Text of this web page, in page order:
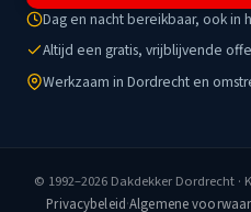
Dag en nacht bereikbaar, ook in
Altijd een gratis, vrijblijvende
Werkzaam in Dordrecht en
© 1992–2026 Dakdekker Dordrecht ·
Privacybeleid·Algemene